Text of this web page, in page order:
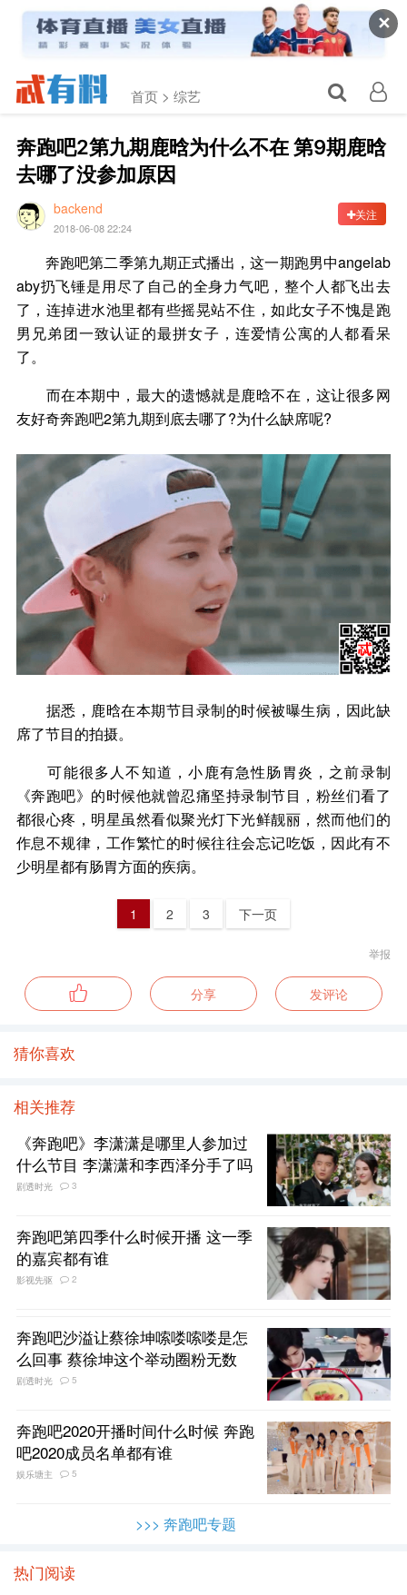
✕
首页 > 综艺
奔跑吧2第九期鹿晗为什么不在 第9期鹿晗
去哪了没参加原因
backend
2018-06-08 22:24
关注
奔跑吧第二季第九期正式播出，这一期跑男中angelab
aby扔飞锤是用尽了自己的全身力气吧，整个人都飞出去
了，连掉进水池里都有些摇晃站不住，如此女子不愧是跑
男兄弟团一致认证的最拼女子，连爱情公寓的人都看呆
了。
而在本期中，最大的遗憾就是鹿晗不在，这让很多网
友好奇奔跑吧2第九期到底去哪了?为什么缺席呢?
据悉，鹿晗在本期节目录制的时候被曝生病，因此缺
席了节目的拍摄。
可能很多人不知道，小鹿有急性肠胃炎，之前录制
《奔跑吧》的时候他就曾忍痛坚持录制节目，粉丝们看了
都很心疼，明星虽然看似聚光灯下光鲜靓丽，然而他们的
作息不规律，工作繁忙的时候往往会忘记吃饭，因此有不
少明星都有肠胃方面的疾病。
1 2 3 下一页
举报
分享 发评论
猜你喜欢
相关推荐
《奔跑吧》李潇潇是哪里人参加过
什么节目 李潇潇和李西泽分手了吗
剧透时光 3
奔跑吧第四季什么时候开播 这一季
的嘉宾都有谁
影视先驱 2
奔跑吧沙溢让蔡徐坤嗦喽嗦喽是怎
么回事 蔡徐坤这个举动圈粉无数
剧透时光 5
奔跑吧2020开播时间什么时候 奔跑
吧2020成员名单都有谁
娱乐塘主 5
>>> 奔跑吧专题
热门阅读